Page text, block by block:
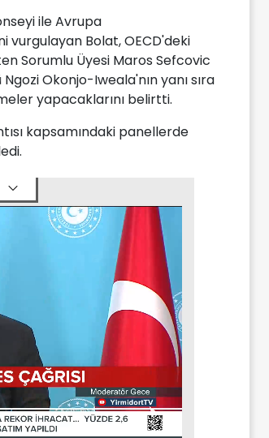
ile Avrupa
vurgulayan Bolat, OECD'deki
Sorumlu Üyesi Maros Sefcovic
Okonjo-Iweala'nın yanı sıra
yapacaklarını belirtti.
kapsamındaki panellerde